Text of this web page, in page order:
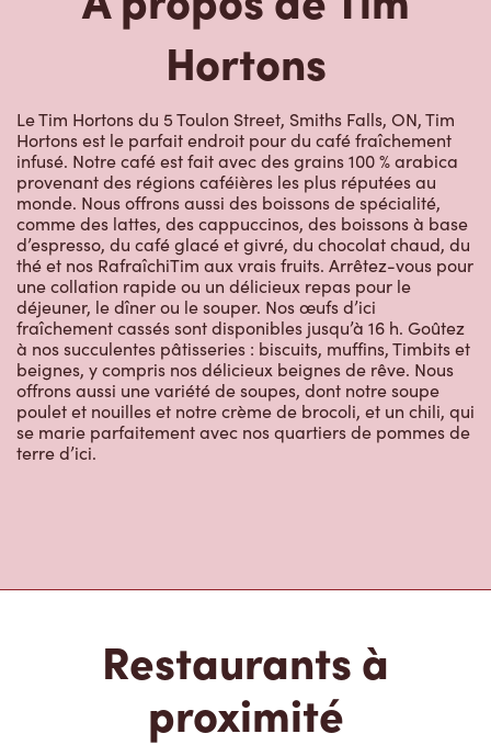
Hortons
Le Tim Hortons du 5 Toulon Street, Smiths Falls, ON, Tim
Hortons est le parfait endroit pour du café fraîchement
infusé. Notre café est fait avec des grains 100 % arabica
provenant des régions caféières les plus réputées au
monde. Nous offrons aussi des boissons de spécialité,
comme des lattes, des cappuccinos, des boissons à base
d’espresso, du café glacé et givré, du chocolat chaud, du
thé et nos RafraîchiTim aux vrais fruits. Arrêtez-vous pour
une collation rapide ou un délicieux repas pour le
déjeuner, le dîner ou le souper. Nos œufs d’ici
fraîchement cassés sont disponibles jusqu’à 16 h. Goûtez
à nos succulentes pâtisseries : biscuits, muffins, Timbits et
beignes, y compris nos délicieux beignes de rêve. Nous
offrons aussi une variété de soupes, dont notre soupe
poulet et nouilles et notre crème de brocoli, et un chili, qui
se marie parfaitement avec nos quartiers de pommes de
terre d’ici.
Restaurants à
proximité